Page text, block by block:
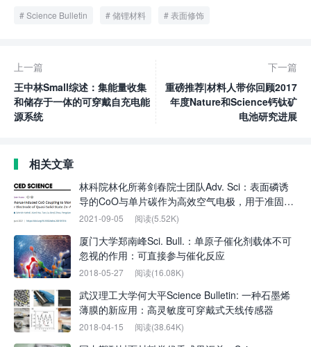
Science Bulletin 储锂材料 表面修饰
上一篇
王中林Small综述：集能量收集
和储存于一体的可穿戴自充电能
源系统
下一篇
重磅推荐|材料人带你回顾2017
年度Nature和Science钙钛矿
电池研究进展
相关文章
林科院林化所蒋剑春院士团队Adv. Sci：表面磷诱
导的CoO与单片碳作为高效空气电极，用于准固态
锌空气电池
2021-09-05 阅读(5.52K)
厦门大学郑南峰Sci. Bull.：单原子催化剂载体不可
忽视的作用：可直接参与催化反应
2018-05-27 阅读(16.08K)
武汉理工大学何大平Science Bulletin: 一种石墨烯
薄膜的新应用：高灵敏度可穿戴式天线传感器
2018-04-15 阅读(38.64K)